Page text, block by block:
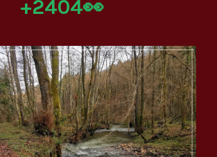
+2404👀